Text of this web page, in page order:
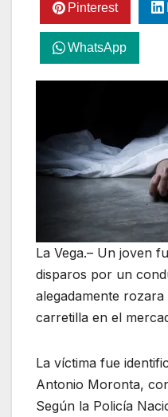
Pinterest
WhatsApp
La Vega.– Un joven
disparos por un
alegadamente
carretilla en el
La víctima fue
Antonio Moronta,
Según la Policía